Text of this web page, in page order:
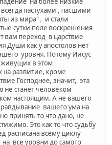
пастухами , пасшими
из мира" , и стали
сутки поле воскрешения
вам переход в царствие
Души как у апостолов нет
уровня. Потому Иисус
живущих в этом
развитие, кроме
Господнее, значит, эта
не станет человеком
настоящим. А не вашего
вашего ума на
принять то что дано, не
Это как то что судьбу
расписана всему циклу
все уровни до самого